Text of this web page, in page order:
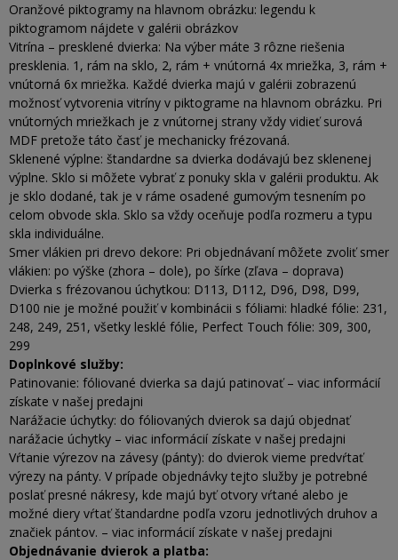
Oranžové piktogramy na hlavnom obrázku: legendu k
piktogramom nájdete v galérii obrázkov
Vitrína – presklené dvierka: Na výber máte 3 rôzne riešenia
presklenia. 1, rám na sklo, 2, rám + vnútorná 4x mriežka, 3, rám +
vnútorná 6x mriežka. Každé dvierka majú v galérii zobrazenú
možnosť vytvorenia vitríny v piktograme na hlavnom obrázku. Pri
vnútorných mriežkach je z vnútornej strany vždy vidieť surová
MDF pretože táto časť je mechanicky frézovaná.
Sklenené výplne: štandardne sa dvierka dodávajú bez sklenenej
výplne. Sklo si môžete vybrať z ponuky skla v galérii produktu. Ak
je sklo dodané, tak je v ráme osadené gumovým tesnením po
celom obvode skla. Sklo sa vždy oceňuje podľa rozmeru a typu
skla individuálne.
Smer vlákien pri drevo dekore: Pri objednávaní môžete zvoliť smer
vlákien: po výške (zhora – dole), po šírke (zľava – doprava)
Dvierka s frézovanou úchytkou: D113, D112, D96, D98, D99,
D100 nie je možné použiť v kombinácii s fóliami: hladké fólie: 231,
248, 249, 251, všetky lesklé fólie, Perfect Touch fólie: 309, 300,
299
Doplnkové služby:
Patinovanie: fóliované dvierka sa dajú patinovať – viac informácií
získate v našej predajni
Narážacie úchytky: do fóliovaných dvierok sa dajú objednať
narážacie úchytky – viac informácií získate v našej predajni
Vŕtanie výrezov na závesy (pánty): do dvierok vieme predvŕtať
výrezy na pánty. V prípade objednávky tejto služby je potrebné
poslať presné nákresy, kde majú byť otvory vŕtané alebo je
možné diery vŕtať štandardne podľa vzoru jednotlivých druhov a
značiek pántov. – viac informácií získate v našej predajni
Objednávanie dvierok a platba: